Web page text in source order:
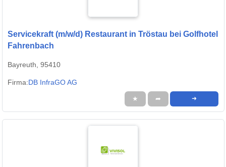
Servicekraft (m/w/d) Restaurant in Tröstau bei Golfhotel
Fahrenbach
Bayreuth, 95410
Firma:DB InfraGO AG
★ ➦ ➜